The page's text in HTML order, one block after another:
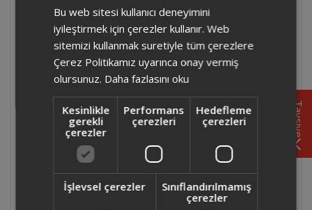
FL492 - Felix Polvo Pro Dikey Elektrikli
Süpürge Cihazla sıvı çekilebilir mi?
Süpürge Cihaz çalışırken gözetimsiz
bırakılabilir mi?
FL492 - Felix Polvo Pro Dikey Elektrikli
Süpürge Cihaz ticari kullanım için uygun
mudur?
Tavsiye
Bu web sitesi kullanıcı deneyimini
iyileştirmek için çerezler kullanır. Web
sitemizi kullanmak suretiyle tüm çerezlere
Çerez Politikamız uyarınca onay vermiş
olursunuz. Daha fazlasını oku
Kesinlikle
gerekli
çerezler
Performans
çerezleri
Hedefleme
çerezleri
İşlevsel çerezler
Sınıflandırılmamış
çerezler